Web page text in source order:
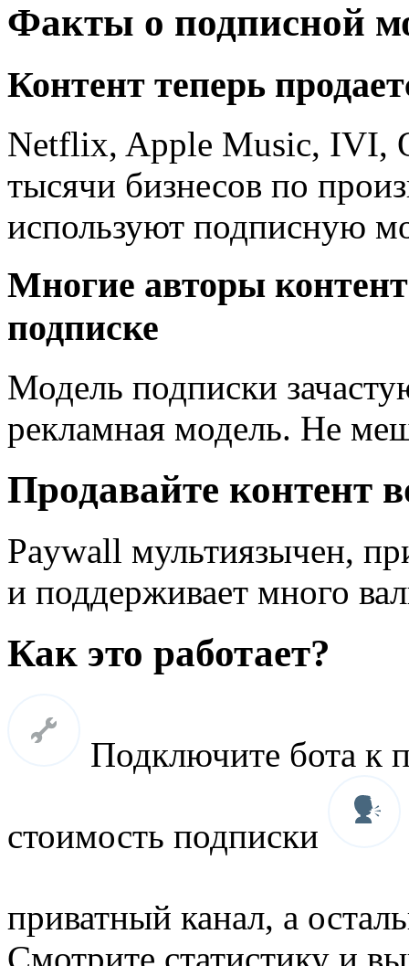
Факты о подписной
Контент теперь
Netflix, Apple Music, IVI,
тысячи бизнесов по
используют подписную
Многие авторы
подписке
Модель подписки
рекламная модель. Не
Продавайте контент
Paywall мультиязычен,
и поддерживает много
Как это работает?
Подключите бота к
стоимость подписки
приватный канал, а
Смотрите статистику и